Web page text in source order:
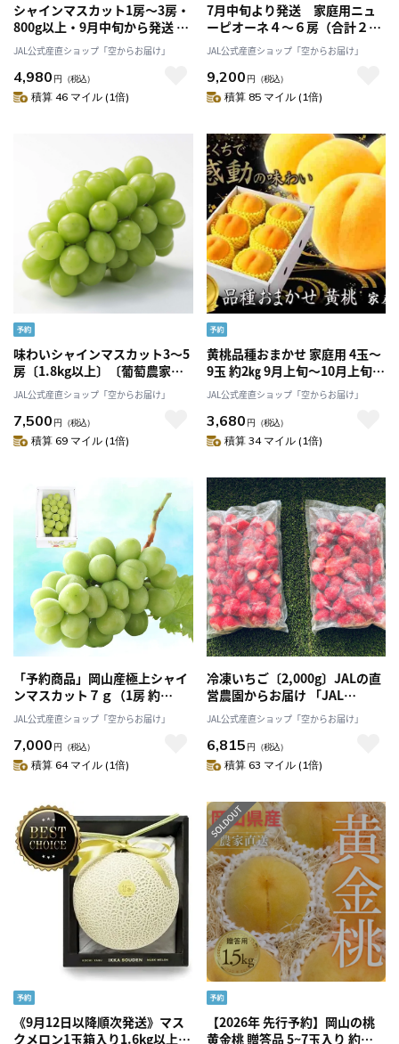
シャインマスカット1房～3房・
800g以上・9月中旬から発送
送料無料「アンスリーファー
ム」
JAL公式産直ショップ「空からお届け」
4,980 円 （税込）
積算 46 マイル (1倍)
7月中旬より発送 家庭用ニュ
ーピオーネ４～６房（合計２㎏
前後）[たけまさぶどう園]
JAL公式産直ショップ「空からお届け」
9,200 円 （税込）
積算 85 マイル (1倍)
味わいシャインマスカット3～5
房〔1.8kg以上〕〔葡萄農家が
贈る〕「Nini farm」〔9月中旬
～10月上旬発送〕
JAL公式産直ショップ「空からお届け」
7,500 円 （税込）
積算 69 マイル (1倍)
黄桃品種おまかせ 家庭用 4玉～
9玉 約2㎏ 9月上旬～10月上旬よ
り発送「アンスリーファーム」
JAL公式産直ショップ「空からお届け」
3,680 円 （税込）
積算 34 マイル (1倍)
「予約商品」岡山産極上シャイ
ンマスカット７ｇ（1房 約
550g）7月上旬以降発送「桃茂
実苑(ともみえん)」
JAL公式産直ショップ「空からお届け」
7,000 円 （税込）
積算 64 マイル (1倍)
冷凍いちご〔2,000g〕JALの直
営農園からお届け 「JAL
Agriport」 送料無料
JAL公式産直ショップ「空からお届け」
6,815 円 （税込）
積算 63 マイル (1倍)
《9月12日以降順次発送》マス
クメロン1玉箱入り1.6kg以上
【2026年 先行予約】岡山の桃
黄金桃 贈答品 5~7玉入り 約